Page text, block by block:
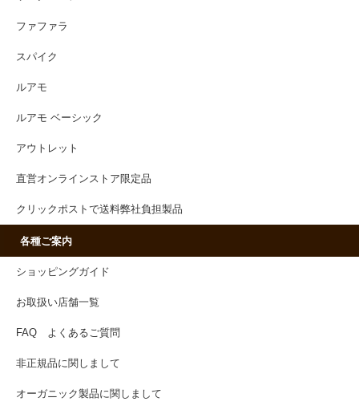
ファファラ
スパイク
ルアモ
ルアモ ベーシック
アウトレット
直営オンラインストア限定品
クリックポストで送料弊社負担製品
各種ご案内
ショッピングガイド
お取扱い店舗一覧
FAQ よくあるご質問
非正規品に関しまして
オーガニック製品に関しまして